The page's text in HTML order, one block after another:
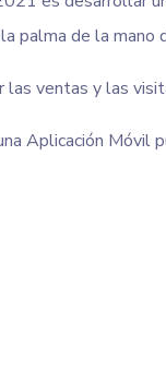
palma de la mano
las ventas y las
Aplicación Móvil